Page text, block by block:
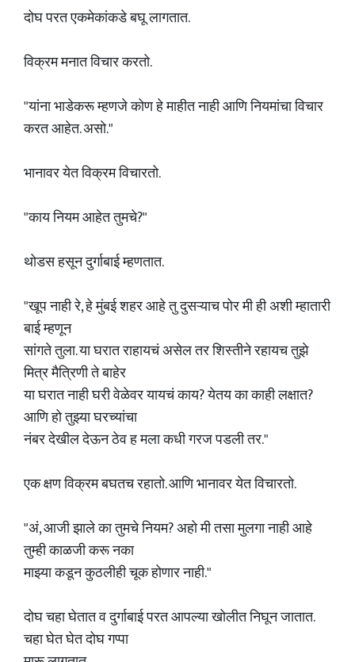
दोघ परत एकमेकांकडे बघू लागतात.
विक्रम मनात विचार करतो.
"यांना भाडेकरू म्हणजे कोण हे माहीत नाही आणि नियमांचा विचार
करत आहेत. असो."
भानावर येत विक्रम विचारतो.
"काय नियम आहेत तुमचे?"
थोडस हसून दुर्गाबाई म्हणतात.
"खूप नाही रे, हे मुंबई शहर आहे तु दुसऱ्याच पोर मी ही अशी म्हातारी
बाई म्हणून
सांगते तुला. या घरात राहायचं असेल तर शिस्तीने रहायच तुझे
मित्र मैत्रिणी ते बाहेर
या घरात नाही घरी वेळेवर यायचं काय? येतय का काही लक्षात?
आणि हो तुझ्या घरच्यांचा
नंबर देखील देऊन ठेव ह मला कधी गरज पडली तर."
एक क्षण विक्रम बघतच रहातो. आणि भानावर येत विचारतो.
"अं, आजी झाले का तुमचे नियम? अहो मी तसा मुलगा नाही आहे
तुम्ही काळजी करू नका
माझ्या कडून कुठलीही चूक होणार नाही."
दोघ चहा घेतात व दुर्गाबाई परत आपल्या खोलीत निघून जातात.
चहा घेत घेत दोघ गप्पा